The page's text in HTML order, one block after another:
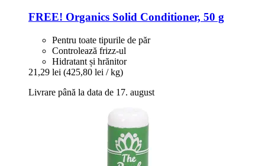
FREE! Organics Solid Conditioner, 50 g
Pentru toate tipurile de păr
Controlează frizz-ul
Hidratant și hrănitor
21,29 lei (425,80 lei / kg)
Livrare până la data de 17. august